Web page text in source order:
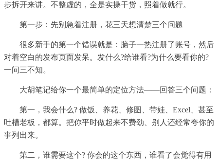
步拆开来讲。不整虚的，全是实操干货，照着做就行。
第一步：先别急着注册，花三天想清楚三个问题
很多新手的第一个错误就是：脑子一热注册了账号，然后
对着空白的发布页面发呆。发什么?给谁看?为什么要看你的?
一问三不知。
大胡笔记给你一个最简单的定位方法——回答三个问题：
第一，我会什么? 做饭、养花、修图、带娃、Excel、甚至
吐槽老板，都算。把你平时做起来不费劲、别人还经常夸你的
事列出来。
第二，谁需要这个? 你会的这个东西，谁看了会觉得有用